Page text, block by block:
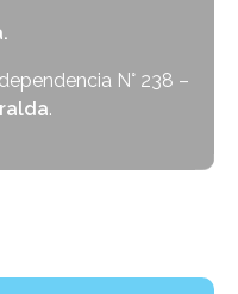
N° 238 –
.